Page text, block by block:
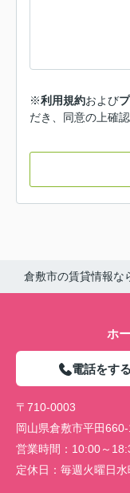
※利用規約および
だき、同意の上確
倉敷市の賃貸情報な
ホ
電話をする
〒710-0003
岡山県倉敷市平田660-
営業時間： 10:00～
定休日： 毎週火曜日